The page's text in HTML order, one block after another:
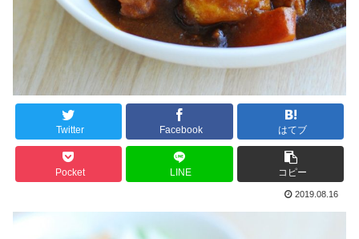
Twitter Facebook はてブ
Pocket LINE コピー
2019.08.16